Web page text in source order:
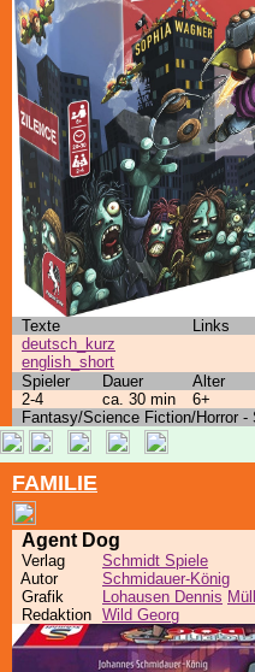
Texte
Links
deutsch_kurz
english_short
Spieler
Dauer Alter
2-4
ca. 30 min 6+
Fantasy/Science Fiction/Horror -
FAMILIE
Agent Dog
Verlag
Schmidt Spiele
Autor
Schmidauer-König
Grafik
Lohausen Dennis
Redaktion Wild Georg